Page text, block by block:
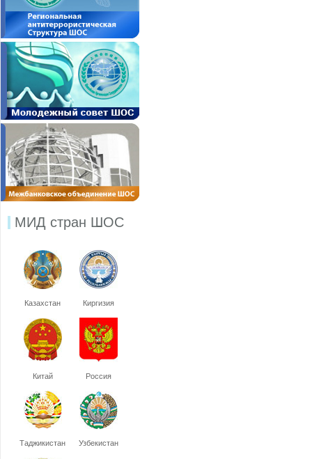
МИД стран ШОС
Казахстан Киргизия
Китай Россия
Таджикистан Узбекистан